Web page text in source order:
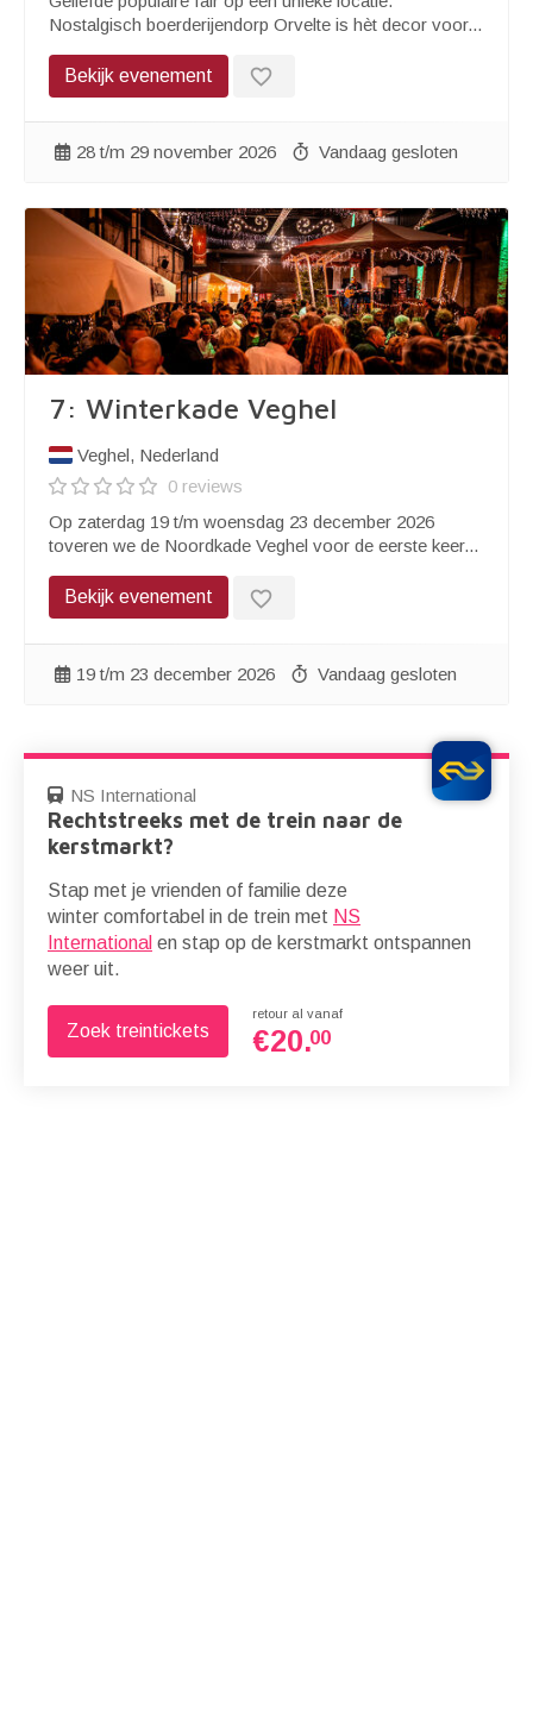
Nostalgisch boerderijendorp Orvelte is hèt decor voor...
Bekijk evenement favorite_border
28 t/m 29 november 2026 Vandaag gesloten
7: Winterkade Veghel
Veghel, Nederland
0 reviews
Op zaterdag 19 t/m woensdag 23 december 2026
toveren we de Noordkade Veghel voor de eerste keer...
Bekijk evenement favorite_border
19 t/m 23 december 2026 Vandaag gesloten
NS International
Rechtstreeks met de trein naar de
kerstmarkt?
Stap met je vrienden of familie deze
winter comfortabel in de trein met NS
International en stap op de kerstmarkt ontspannen
weer uit.
Zoek treintickets
retour al vanaf
€20.00